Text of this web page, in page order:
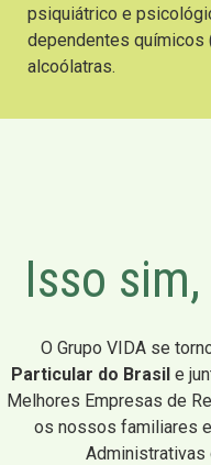
psiquiátrico e
dependentes químicos
alcoólatras.
Isso sim,
O Grupo VIDA se
Particular do Brasil e
Melhores Empresas de
os nossos familiares
Administrativas